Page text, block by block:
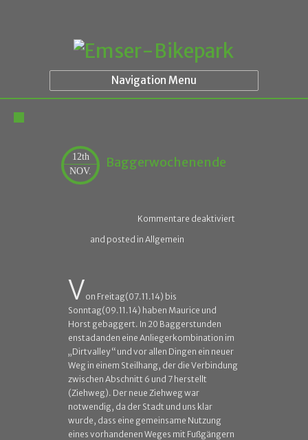
Navigation Menu
12th
NOV.
Baggerwochenende
Kommentare deaktiviert
and posted in Allgemein
Von Freitag(07.11.14) bis
Sonntag(09.11.14) haben Maurice und
Horst gebaggert. In 20 Baggerstunden
enstadanden eine Anliegerkombination im
„Dirtvalley “ und vor allen Dingen ein neuer
Weg in einem Steilhang, der die Verbindung
zwischen Abschnitt 6 und 7 herstellt
(Ziehweg). Der neue Ziehweg war
notwendig, da der Stadt und uns klar
wurde, dass eine gemeinsame Nutzung
eines vorhandenen Weges mit Fußgängern